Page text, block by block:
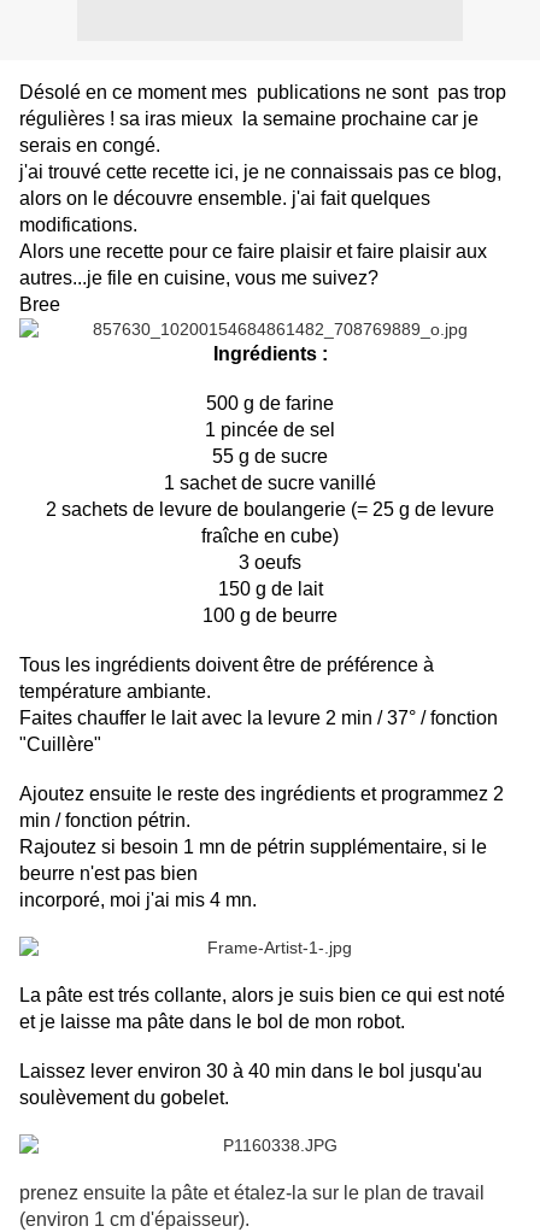
Désolé en ce moment mes publications ne sont pas trop
régulières ! sa iras mieux la semaine prochaine car je
serais en congé.
j'ai trouvé cette recette ici, je ne connaissais pas ce blog,
alors on le découvre ensemble. j'ai fait quelques
modifications.
Alors une recette pour ce faire plaisir et faire plaisir aux
autres...je file en cuisine, vous me suivez?
Bree
Ingrédients :
500 g de farine
1 pincée de sel
55 g de sucre
1 sachet de sucre vanillé
2 sachets de levure de boulangerie (= 25 g de levure
fraîche en cube)
3 oeufs
150 g de lait
100 g de beurre
Tous les ingrédients doivent être de préférence à
température ambiante.
Faites chauffer le lait avec la levure 2 min / 37° / fonction
"Cuillère"
Ajoutez ensuite le reste des ingrédients et programmez 2
min / fonction pétrin.
Rajoutez si besoin 1 mn de pétrin supplémentaire, si le
beurre n'est pas bien
incorporé, moi j'ai mis 4 mn.
La pâte est trés collante, alors je suis bien ce qui est noté
et je laisse ma pâte dans le bol de mon robot.
Laissez lever environ 30 à 40 min dans le bol jusqu'au
soulèvement du gobelet.
prenez ensuite la pâte et étalez-la sur le plan de travail
(environ 1 cm d'épaisseur).